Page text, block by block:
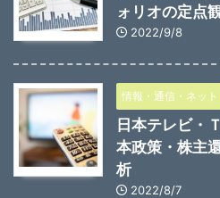
ォリオの定点
2022/9/8
情報・通信・ネット
日本テレビ・
本政策・株主
析
2022/8/7